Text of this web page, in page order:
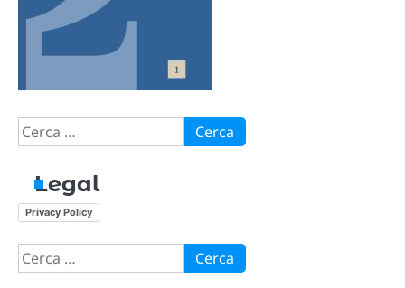
Ricerca
per:
Legal
Privacy Policy
Ricerca
per: